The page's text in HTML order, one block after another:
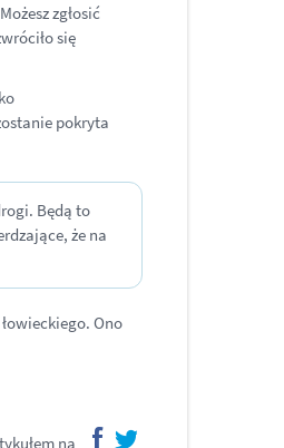
zgłosić
się
pokryta
Będą to
że na
Ono
na